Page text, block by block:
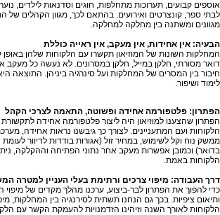
אוספים קבועים, תערוכות מתחלפות, חוגים וסדנאות לילדים, נוער
לבתי ספר, קונצרטים ואירועים. בהתאם לכך, מגוון הקהלים של
מגוונים ומשתנה בין מחלקה למחלקה.
הבעיה: אין אחידות, אין מעקב, אין ראייה כוללת
המחלקות השונות של המוזיאון תקשרו עם הלקוחות שלהן
דואר מסורתי, חלקן במייל, חלקן במסרונים. לא נעשה כל מעקב
חיבור בין המסרים של המחלקות ועל סינרגיה ביניהן. התוצאה
לימוד ושיפור.
הפתרון: פלטפורמה אחידה ופשוטה, התאמה לצרכי הקהל
הפתרון שהצענו למוזיאון היה ליצור פלטפורמה אחידה
הלקוחות ועם המתעניינים. לצורך כך גיבשנו נראות אחידה,
ממשק נוח וקל לשימוש, במחיר זול (אגורות בודדות לדיוור
בדואר) וכמובן אפשרות מעקב אחר נתוני הפתיחה וההקלקה,
הלקוחות באמת.
דרך העבודה: מיפוי צרכים ורתימת בעלי העניין למטרה
כדי להפוך את הפתרון לבר-ביצוע, ערכנו מהלך מקדים של
ותיאום ציפיות. בכך גם הנחנו תשתית לסירנגיה בין המחלקות,
הלקוחות לאורך השנה וזיהינו הזדמנויות להעמקת הקשר עם